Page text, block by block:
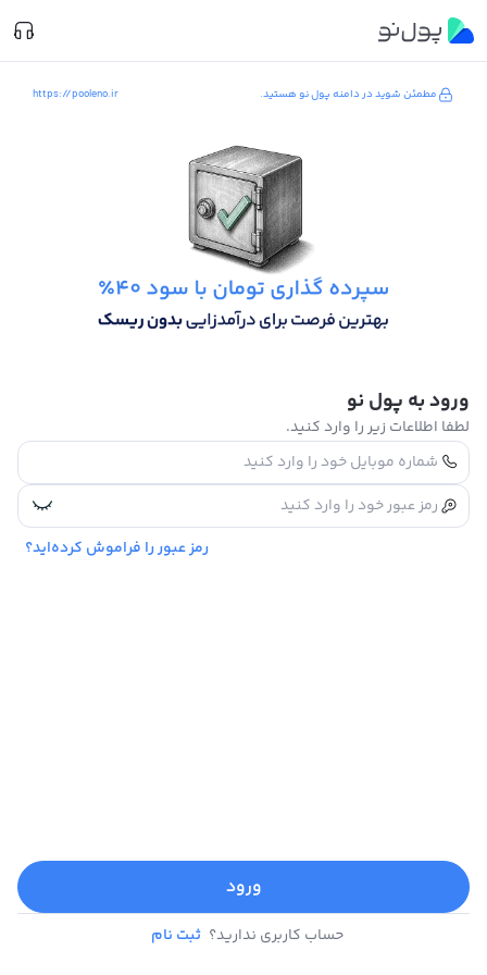
مطمئن شوید در دامنه پول نو هستید. https://pooleno.ir
ورود به پول نو
لطفا اطلاعات زیر را وارد کنید.
رمز عبور را فراموش کرده‌اید؟
ورود
حساب کاربری ندارید؟ ثبت نام